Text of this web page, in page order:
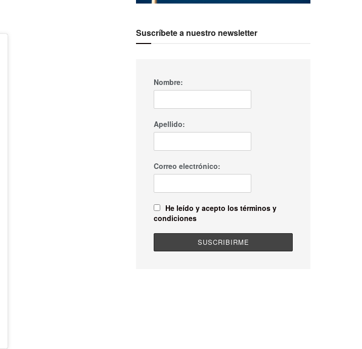
Suscríbete a nuestro newsletter
Nombre:
Apellido:
Correo electrónico:
He leído y acepto los términos y
condiciones